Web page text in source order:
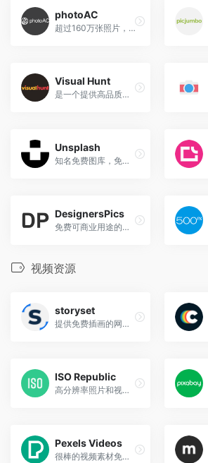
photoAC
超过160万张照片，可用于个人和商业的高质量图像，并且所有的照片都是免费的。用邮箱注册一个帐号即可免费下载，同时提供各种尺寸。
Visual Hunt
是一个提供高品质免费图片素材的站点，收录了海量的CC0授权图片整合后生成的站点，用户可以通过内置的搜索引擎来查询海量的免费图片
Unsplash
知名免费图库，免费下载高分辨率照片，可商用
DesignersPics
免费可商业用途的高分辨率生活图片，DesignersPics是一个提供免费高分辨摄影图片的博客网站，该网站上所有的图片均可用于个人和商业用途，并且不需要署名，该网站的图片每个月都会增加最新的照片，所有的图片都是由Jeshu John拍摄。
视频资源
storyset
提供免费插画的网站,你可以按照标签,颜色进行插图筛选
ISO Republic
高分辨率照片和视频,免费可用于个人以及商业用途,无限制免费下载使用
Pexels Videos
很棒的视频素材免费下载